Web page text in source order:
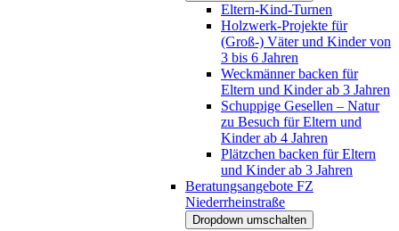
Eltern-Kind-Turnen
Holzwerk-Projekte für
(Groß-) Väter und Kinder von
3 bis 6 Jahren
Weckmänner backen für
Eltern und Kinder ab 3 Jahren
Schuppige Gesellen – Natur
zu Besuch für Eltern und
Kinder ab 4 Jahren
Plätzchen backen für Eltern
und Kinder ab 3 Jahren
Beratungsangebote FZ
Niederrheinstraße
Dropdown umschalten